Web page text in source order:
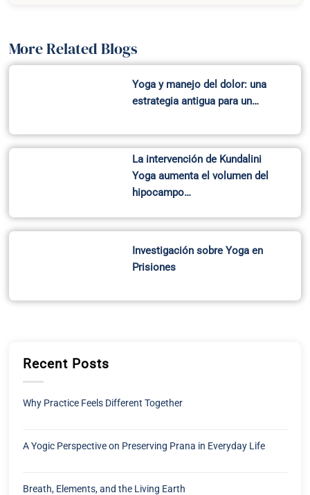
More Related Blogs
Yoga y manejo del dolor: una
estrategia antigua para un…
La intervención de Kundalini
Yoga aumenta el volumen del
hipocampo…
Investigación sobre Yoga en
Prisiones
Recent Posts
Why Practice Feels Different Together
A Yogic Perspective on Preserving Prana in Everyday Life
Breath, Elements, and the Living Earth